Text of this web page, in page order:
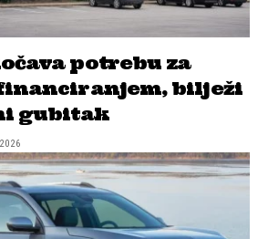
potrebu za
bilježi
gubitak